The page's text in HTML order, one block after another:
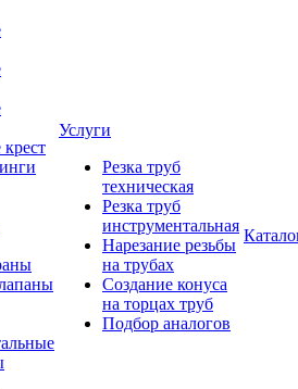
Услуги
Резка труб
техническая
Резка труб
инструментальная
Нарезание резьбы
на трубах
Создание конуса
на торцах труб
Подбор аналогов